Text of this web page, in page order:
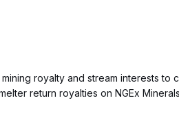
royalty and stream interests to
return royalties on NGEx